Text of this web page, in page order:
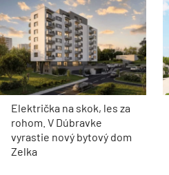
Električka na skok, les za
rohom. V Dúbravke
vyrastie nový bytový dom
Zelka